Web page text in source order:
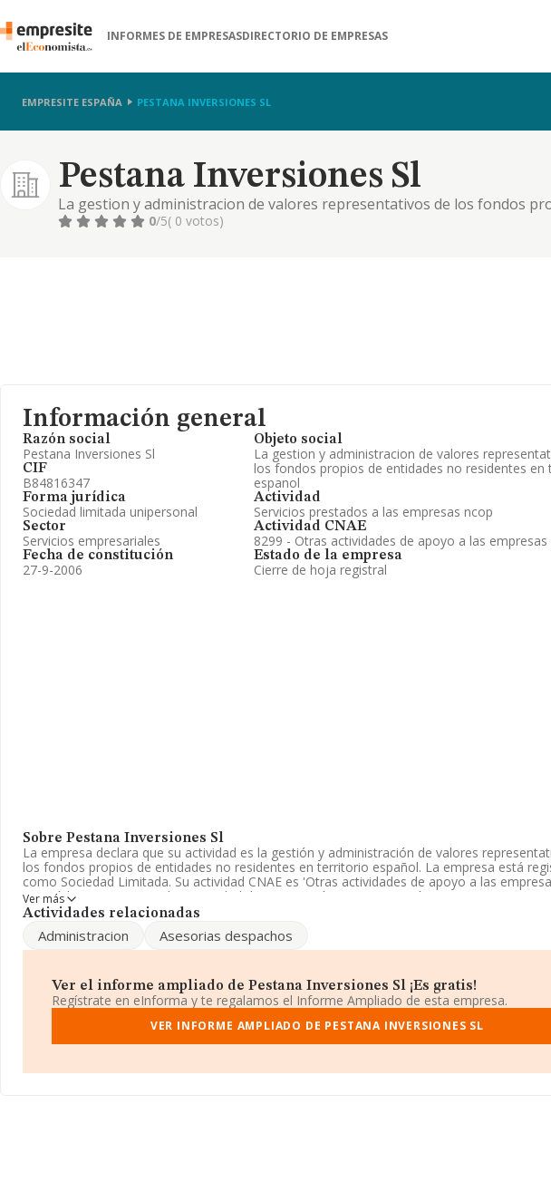
INFORMES DE EMPRESASDIRECTORIO DE EMPRESAS
EMPRESITE ESPAÑA PESTANA INVERSIONES SL
Pestana Inversiones Sl
La gestion y administracion de valores representativos de los fondos
residentes en territorio espanol
0/5( 0 votos)
Información general
Razón social
Pestana Inversiones Sl
CIF
B84816347
Forma jurídica
Sociedad limitada unipersonal
Sector
Servicios empresariales
Fecha de constitución
27-9-2006
Objeto social
La gestion y administracion de valores
los fondos propios de entidades no residentes en
espanol
Actividad
Servicios prestados a las empresas ncop
Actividad CNAE
8299 - Otras actividades de apoyo a las empresas
Estado de la empresa
Cierre de hoja registral
Sobre Pestana Inversiones Sl
La empresa declara que su actividad es la gestión y administración de valores
los fondos propios de entidades no residentes en territorio español. La empresa está
como Sociedad Limitada. Su actividad CNAE es 'Otras actividades de apoyo a las
con código 8299. No realiza actividad de importación y/o exportación.
La empresaPestana Inversiones S.L, CIF B84816347, está situada en Calle Pradillo
En relación con el sector y disponiendo de los datos de hasta 24.816 empresas, a nivel
facturación asciende a 12.793 millones de euros y se estima que el promedio de la
entre todas las empresas es de 515 mil euros. En cuanto a la información relativa a la
Madrid, en la base de datos de INFORMA aparecen 8200 empresas, cuyas ventas han
empleados de las empresas es de 4; la antigüedad desde la constitución es de 18 años.
Ver más
Actividades relacionadas
Administracion Asesorias despachos
Ver el informe ampliado de Pestana Inversiones Sl ¡Es gratis!
Regístrate en eInforma y te regalamos el Informe Ampliado de esta empresa.
VER INFORME AMPLIADO DE PESTANA INVERSIONES SL